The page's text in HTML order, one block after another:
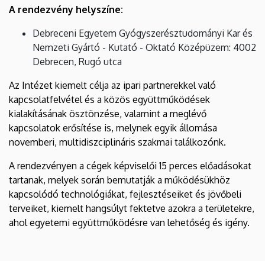
A rendezvény helyszíne:
Debreceni Egyetem Gyógyszerésztudományi Kar és
Nemzeti Gyártó - Kutató - Oktató Középüzem: 4002
Debrecen, Rugó utca
Az Intézet kiemelt célja az ipari partnerekkel való
kapcsolatfelvétel és a közös együttműködések
kialakításának ösztönzése, valamint a meglévő
kapcsolatok erősítése is, melynek egyik állomása
novemberi, multidiszciplináris szakmai találkozónk.
A rendezvényen a cégek képviselői 15 perces előadásokat
tartanak, melyek során bemutatják a működésükhöz
kapcsolódó technológiákat, fejlesztéseiket és jövőbeli
terveiket, kiemelt hangsúlyt fektetve azokra a területekre,
ahol egyetemi együttműködésre van lehetőség és igény.